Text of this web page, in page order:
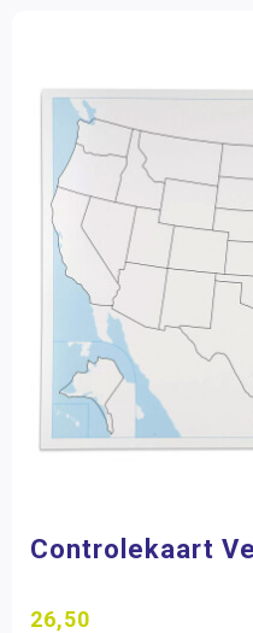
Controlekaart
26,50